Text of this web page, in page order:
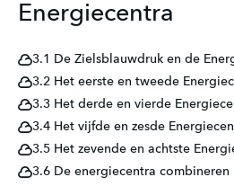
Energiecentra
3.1 De Zielsblauwdruk en de
3.2 Het eerste en tweede
3.3 Het derde en vierde
3.4 Het vijfde en zesde
3.5 Het zevende en achtste
3.6 De energiecentra combineren